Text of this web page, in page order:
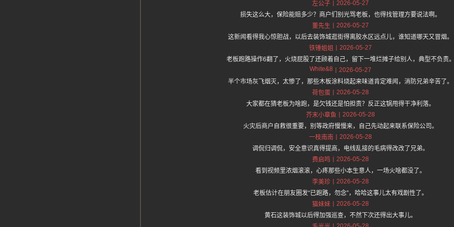
左公子
2026-05-27
损失这么大，保险能赔多少？商户们别光骂老板，也得找管理方要说法啊。
董先生
2026-05-27
这新闻看得我心惊胆战，以后去装饰城逛街得离胶水区远点儿，谁知道哪天又冒烟。
铁锤姐姐
2026-05-27
老板跑路操作6翻了，火烧屁股了还顾着自己，留下一堆烂摊子给别人，典型不负责
White&8
2026-05-27
半个市场灰飞烟灭，太惨了，那些木板涂料烧起来味道肯定难闻，消防兄弟辛苦了。
荷包蛋
2026-05-28
大家都在猜老板为啥跑，是欠钱还是怕担责？反正这锅甩得干净利落。
芥末小章鱼
2026-05-28
火灾后商户自救很重要，别等政府慢慢来，自己先动起来联系保险公司。
一枝南南
2026-05-28
调侃归调侃，安全意识真得提高，电线乱接的毛病得改改了兄弟。
费启鸣
2026-05-28
看到视频里浓烟滚滚，心疼那些小本生意人，一场火啥都没了。
李美珍
2026-05-28
老板估计在朋友圈发“已跑路，勿念”，哈哈这事儿太有戏剧性了。
猫妹妹
2026-05-28
黄石这装饰城以后得加强巡查，不然下次还得出大事儿。